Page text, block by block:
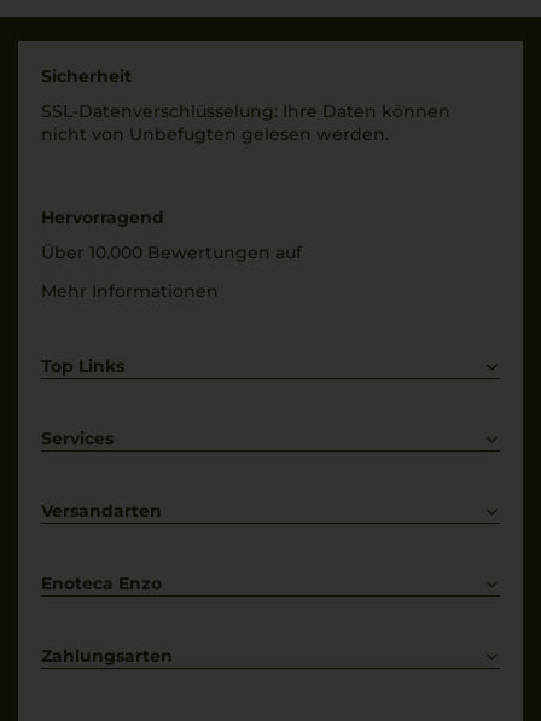
Trinktemperatur
16 °C
0,75 L
Sicherheit
SSL-Daten­verschlüs­selung: Ihre Daten können
nicht von Unbe­fugten gelesen werden.
Hervorragend
Über 10.000 Bewertungen auf
Mehr Informationen
Top Links
Weißwein
Services
Kontakt
Versandarten
Enoteca Enzo
Bewertungs-Richtlinien
Zahlungsarten